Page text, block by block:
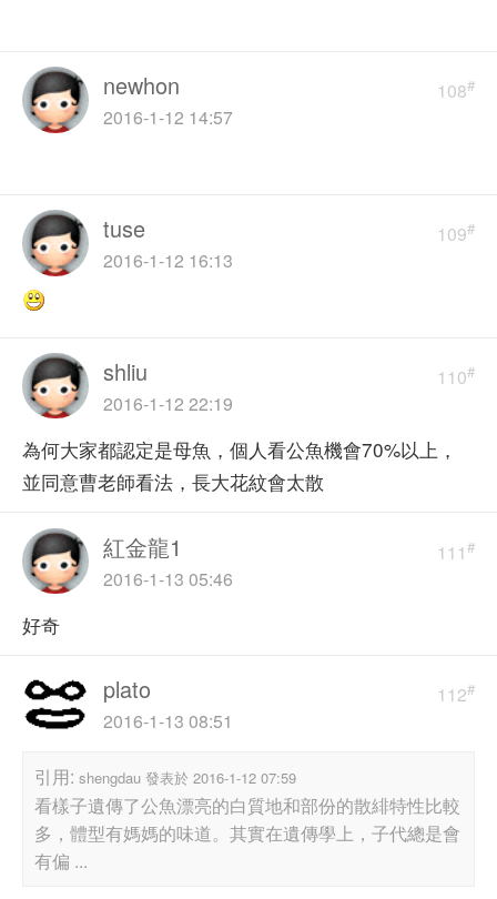
108#
newhon
2016-1-12 14:57
109#
tuse
2016-1-12 16:13
110#
shliu
2016-1-12 22:19
為何大家都認定是母魚，個人看公魚機會70%以上，
並同意曹老師看法，長大花紋會太散
111#
紅金龍1
2016-1-13 05:46
好奇
112#
plato
2016-1-13 08:51
引用: shengdau 發表於 2016-1-12 07:59
看樣子遺傳了公魚漂亮的白質地和部份的散緋特性比較
多，體型有媽媽的味道。其實在遺傳學上，子代總是會
有偏 ...